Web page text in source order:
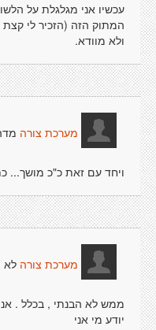
עכשיו אני מגלגלת על
ולא מוודא.
מערכת צורה
ויחד עם זאת כ"כ מושך...
מערכת צורה לא
ממש לא הבנתי , בכלל .
יודע מי אני